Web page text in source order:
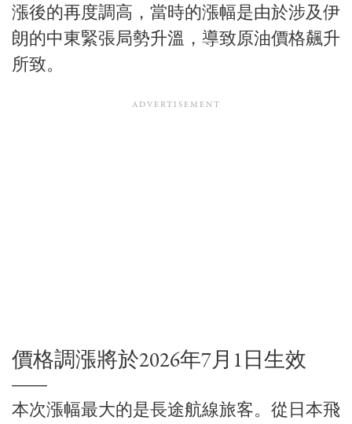
漲後的再度調高，當時的漲幅是由於涉及伊
朗的中東緊張局勢升溫，導致原油價格飆升
所致。
價格調漲將於2026年7月1日生效
本次漲幅最大的是長途航線旅客。從日本飛